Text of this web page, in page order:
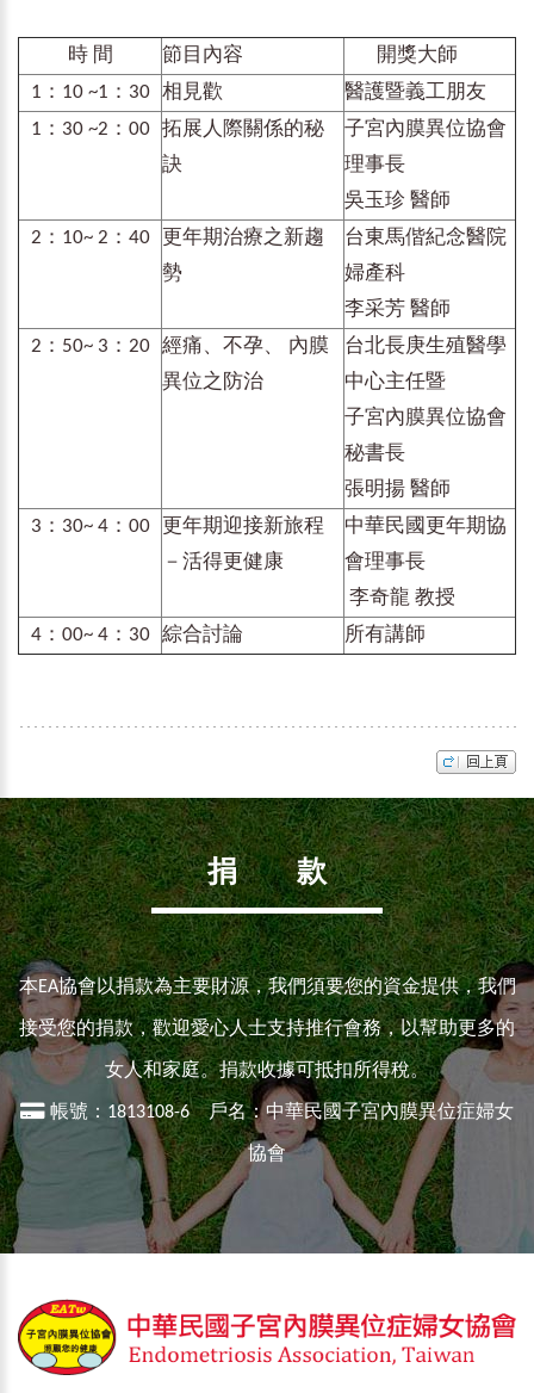
時 間 節目內容
開獎大師
1：10 ~1：30
相見歡
醫護暨義工朋友
1：30 ~2：00
拓展人際關係的秘
訣
子宮內膜異位協會
理事長
吳玉珍 醫師
2：10~ 2：40
更年期治療之新趨
勢
台東馬偕紀念醫院
婦產科
李采芳 醫師
2：50~ 3：20
經痛、不孕、 內膜
異位之防治
台北長庚生殖醫學
中心主任暨
子宮內膜異位協會
秘書長
張明揚 醫師
3：30~ 4：00
更年期迎接新旅程
－活得更健康
中華民國更年期協
會理事長
李奇龍 教授
4：00~ 4：30
綜合討論 所有講師
捐 款
本EA協會以捐款為主要財源，我們須要您的資金提供，我們
接受您的捐款，歡迎愛心人士支持推行會務，以幫助更多的
女人和家庭。捐款收據可抵扣所得稅。
帳號：1813108-6 戶名：中華民國子宮內膜異位症婦女
協會